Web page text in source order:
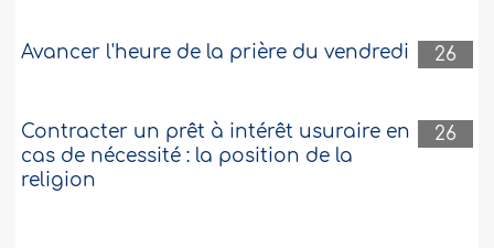
26
Avancer l'heure de la prière du vendredi
26
Contracter un prêt à intérêt usuraire en
cas de nécessité : la position de la
religion